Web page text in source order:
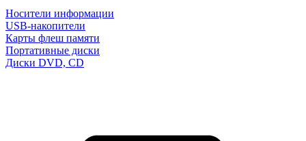
Носители информации
USB-накопители
Карты флеш памяти
Портативные диски
Диски DVD, CD